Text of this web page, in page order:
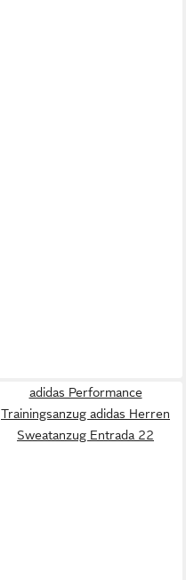
adidas Performance
Trainingsanzug adidas Herren
Sweatanzug Entrada 22